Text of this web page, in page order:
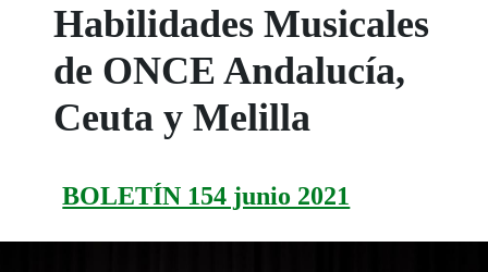
Habilidades Musicales
de ONCE Andalucía,
Ceuta y Melilla
BOLETÍN 154 junio 2021